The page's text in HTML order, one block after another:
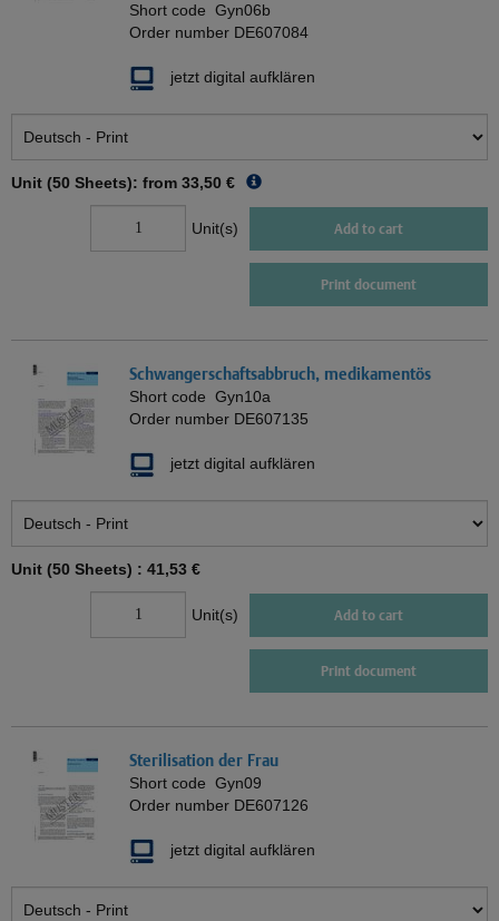
Short code Gyn06b
Order number DE607084
jetzt digital aufklären
Unit (50 Sheets): from 33,50 €
Unit(s) Add to cart
Print document
Schwangerschaftsabbruch, medikamentös
Short code Gyn10a
Order number DE607135
jetzt digital aufklären
Unit (50 Sheets) : 41,53 €
Unit(s) Add to cart
Print document
Sterilisation der Frau
Short code Gyn09
Order number DE607126
jetzt digital aufklären